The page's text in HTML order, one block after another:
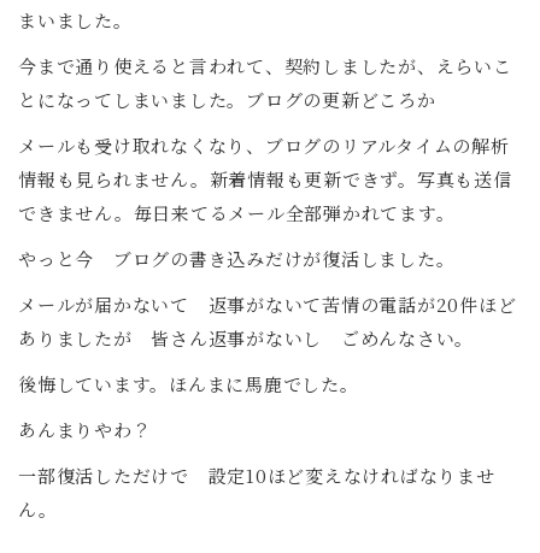
まいました。
今まで通り使えると言われて、契約しましたが、えらいこ
とになってしまいました。ブログの更新どころか
メールも受け取れなくなり、ブログのリアルタイムの解析
情報も見られません。新着情報も更新できず。写真も送信
できません。毎日来てるメール全部弾かれてます。
やっと今 ブログの書き込みだけが復活しました。
メールが届かないて 返事がないて苦情の電話が20件ほど
ありましたが 皆さん返事がないし ごめんなさい。
後悔しています。ほんまに馬鹿でした。
あんまりやわ？
一部復活しただけで 設定10ほど変えなければなりませ
ん。